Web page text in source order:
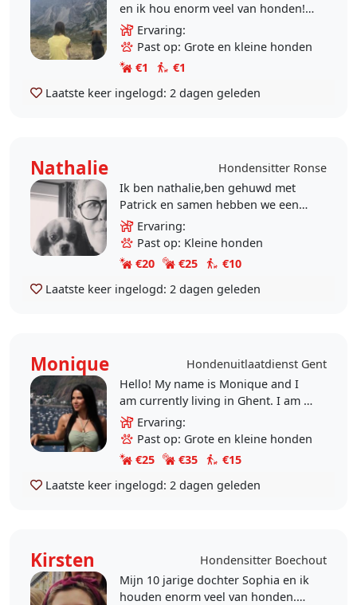
en ik hou enorm veel van honden!
Ik mag thuis geen hond (wel drie
schattige konijntjes), maar zou dit
wel zeer..
Ervaring:
Past op: Grote en kleine honden
€1
€1
Laatste keer ingelogd: 2 dagen geleden
Nathalie
Hondensitter Ronse
Ik ben nathalie,ben gehuwd met
Patrick en samen hebben we een
hondje King charles cavalier
genaamd finley.we zorgen af en toe
voor andere..
Ervaring:
Past op: Kleine honden
€20
€25
€10
Laatste keer ingelogd: 2 dagen geleden
Monique
Hondenuitlaatdienst Gent
Hello! My name is Monique and I
am currently living in Ghent. I am a
reliable, patient and caring animal
lover. I have had dogs in the past,
so I..
Ervaring:
Past op: Grote en kleine honden
€25
€35
€15
Laatste keer ingelogd: 2 dagen geleden
Kirsten
Hondensitter Boechout
Mijn 10 jarige dochter Sophia en ik
houden enorm veel van honden.